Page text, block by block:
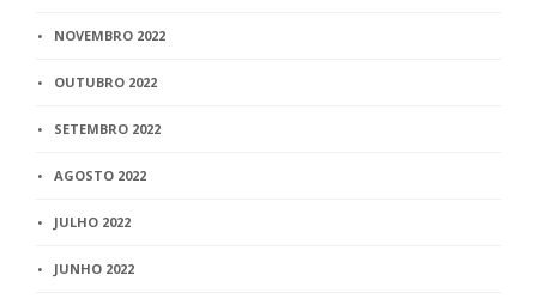
NOVEMBRO 2022
OUTUBRO 2022
SETEMBRO 2022
AGOSTO 2022
JULHO 2022
JUNHO 2022